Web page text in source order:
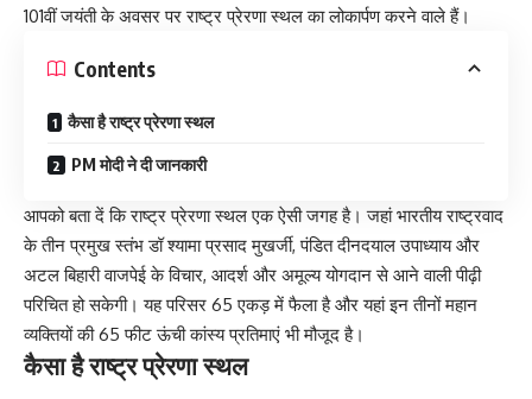
101वीं जयंती के अवसर पर राष्ट्र प्रेरणा स्थल का लोकार्पण करने वाले हैं।
Contents
कैसा है राष्ट्र प्रेरणा स्थल
PM मोदी ने दी जानकारी
आपको बता दें कि राष्ट्र प्रेरणा स्थल एक ऐसी जगह है। जहां भारतीय राष्ट्रवाद
के तीन प्रमुख स्तंभ डॉ श्यामा प्रसाद मुखर्जी, पंडित दीनदयाल उपाध्याय और
अटल बिहारी वाजपेई के विचार, आदर्श और अमूल्य योगदान से आने वाली पीढ़ी
परिचित हो सकेगी। यह परिसर 65 एकड़ में फैला है और यहां इन तीनों महान
व्यक्तियों की 65 फीट ऊंची कांस्य प्रतिमाएं भी मौजूद है।
कैसा है राष्ट्र प्रेरणा स्थल